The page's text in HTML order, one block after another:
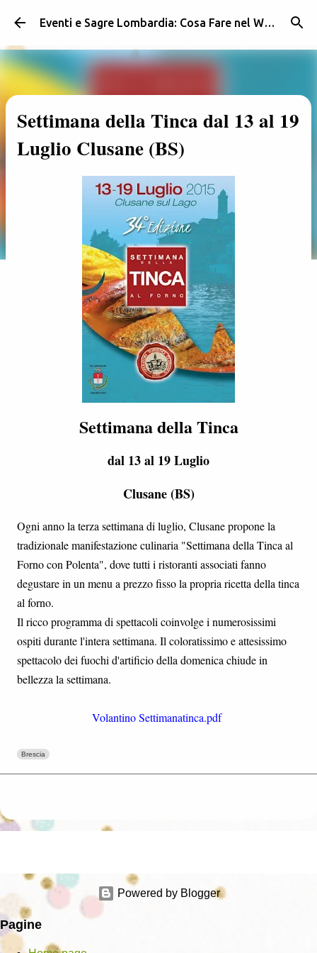
Passa ai contenuti principali Eventi e Sagre Lombardia: Cosa Fare nel Weekend | Weekendidea
Settimana della Tinca dal 13 al 19
Luglio Clusane (BS)
Settimana della Tinca
dal 13 al 19 Luglio
Clusane (BS)
Ogni anno la terza settimana di luglio, Clusane propone la
tradizionale manifestazione culinaria "Settimana della Tinca al
Forno con Polenta", dove tutti i ristoranti associati fanno
degustare in un menu a prezzo fisso la propria ricetta della tinca
al forno.
Il ricco programma di spettacoli coinvolge i numerosissimi
ospiti durante l'intera settimana. Il coloratissimo e attesissimo
spettacolo dei fuochi d'artificio della domenica chiude in
bellezza la settimana.
Volantino Settimanatinca.pdf
Brescia
Powered by Blogger
Pagine